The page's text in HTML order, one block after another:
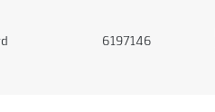
6197146